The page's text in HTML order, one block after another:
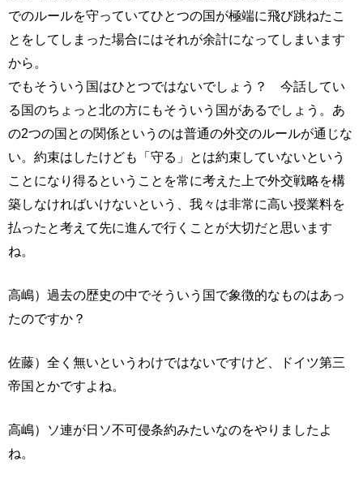
でのルールを守っていてひとつの国が極端に飛び跳ねたこ
とをしてしまった場合にはそれが余計になってしまいます
から。
でもそういう国はひとつではないでしょう？ 今話してい
る国のちょっと北の方にもそういう国があるでしょう。あ
の2つの国との関係というのは普通の外交のルールが通じな
い。約束はしたけども「守る」とは約束していないという
ことになり得るということを常に考えた上で外交戦略を構
築しなければいけないという、我々は非常に高い授業料を
払ったと考えて先に進んで行くことが大切だと思います
ね。
高嶋）過去の歴史の中でそういう国で象徴的なものはあっ
たのですか？
佐藤）全く無いというわけではないですけど、ドイツ第三
帝国とかですよね。
高嶋）ソ連が日ソ不可侵条約みたいなのをやりましたよ
ね。